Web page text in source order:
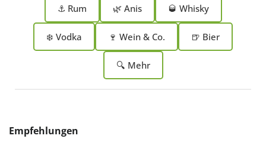
⚓ Rum 🌿 Anis 🥃 Whisky
❄️ Vodka 🍷 Wein & Co. 🍺 Bier
🔍 Mehr
Produktgalerie überspringen
Empfehlungen